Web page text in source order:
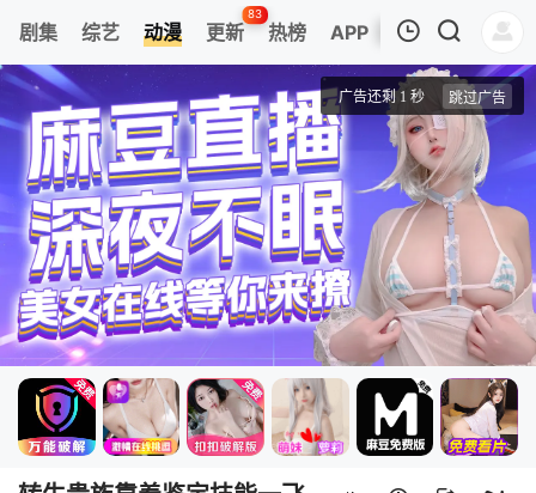
剧集 综艺 动漫 更新
83
热榜 APP
我的观影记录
第01集
转生贵族靠着鉴定技能一飞冲天
清空